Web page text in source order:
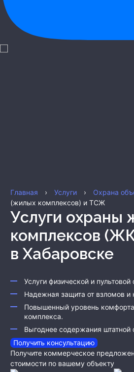
Главная › Услуги › Охрана
(жилых комплексов) и ТСЖ
Услуги охраны жилых
комплексов
в Хабаровске
Услуги физической и
Надежная защита от взломов и
Повышенный уровень
комплекса.
Выгоднее содержания штатной
Получить консультацию
Получите коммерческое
стоимости по вашему объекту